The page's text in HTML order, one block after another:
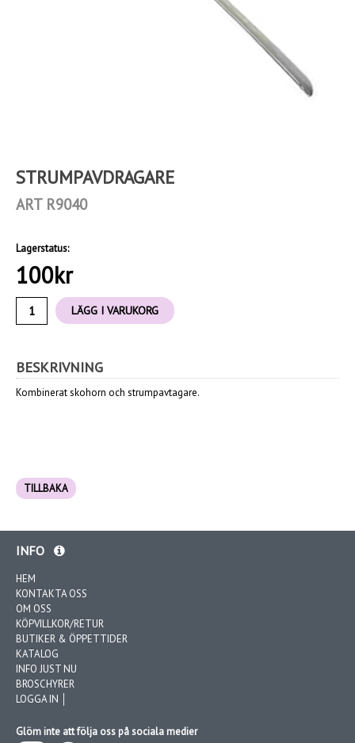
STRUMPAVDRAGARE
ART R9040
Lagerstatus:
100kr
LÄGG I VARUKORG
BESKRIVNING
Kombinerat skohorn och strumpavtagare.
TILLBAKA
INFO
HEM
KONTAKTA OSS
OM OSS
KÖPVILLKOR/RETUR
BUTIKER & ÖPPETTIDER
KATALOG
INFO JUST NU
BROSCHYRER
LOGGA IN │
Glöm inte att följa oss på sociala medier